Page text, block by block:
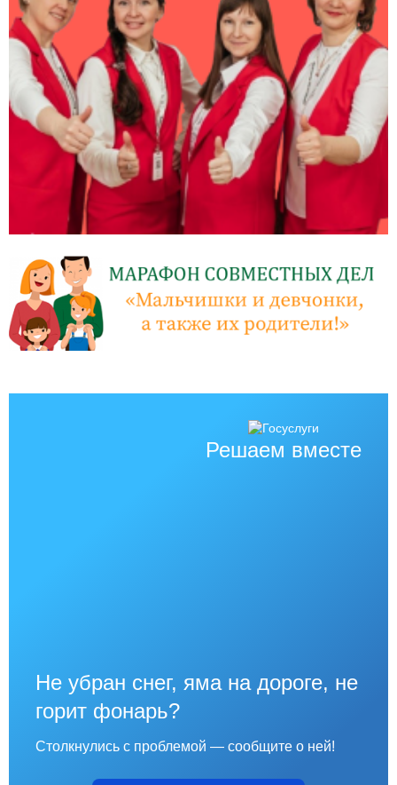
Решаем вместе
Не убран снег, яма на дороге, не
горит фонарь?
Столкнулись с проблемой — сообщите о ней!